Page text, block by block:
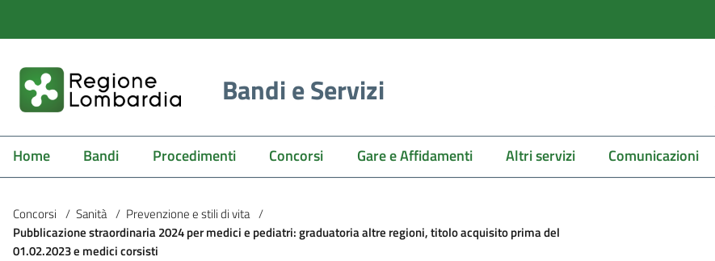
Bandi e Servizi
Home Bandi Procedimenti Concorsi Gare e Affidamenti Altri servizi Comunicazioni
Concorsi / Sanità / Prevenzione e stili di vita /
Pubblicazione straordinaria 2024 per medici e pediatri: graduatoria altre regioni, titolo acquisito prima del
01.02.2023 e medici corsisti